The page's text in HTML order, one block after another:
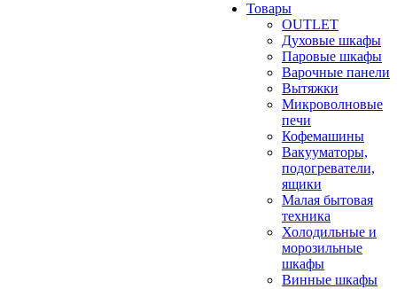
Товары
OUTLET
Духовые шкафы
Паровые шкафы
Варочные панели
Вытяжки
Микроволновые
печи
Кофемашины
Вакууматоры,
подогреватели,
ящики
Малая бытовая
техника
Холодильные и
морозильные
шкафы
Винные шкафы